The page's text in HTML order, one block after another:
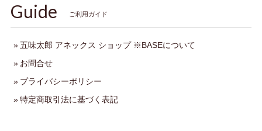
Guide ご利用ガイド
五味太郎 アネックス ショップ ※BASEについて
お問合せ
プライバシーポリシー
特定商取引法に基づく表記